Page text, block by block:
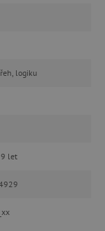
logiku
9 let
cookies
je